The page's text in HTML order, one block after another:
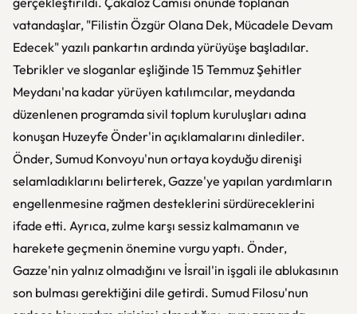
vatandaşlar, "Filistin Özgür Olana Dek, Mücadele Devam
Edecek" yazılı pankartın ardında yürüyüşe başladılar.
Tebrikler ve sloganlar eşliğinde 15 Temmuz Şehitler
Meydanı'na kadar yürüyen katılımcılar, meydanda
düzenlenen programda sivil toplum kuruluşları adına
konuşan Huzeyfe Önder'in açıklamalarını dinlediler.
Önder, Sumud Konvoyu'nun ortaya koyduğu direnişi
selamladıklarını belirterek, Gazze'ye yapılan yardımların
engellenmesine rağmen desteklerini sürdüreceklerini
ifade etti. Ayrıca, zulme karşı sessiz kalmamanın ve
harekete geçmenin önemine vurgu yaptı. Önder,
Gazze'nin yalnız olmadığını ve İsrail'in işgali ile ablukasının
son bulması gerektiğini dile getirdi. Sumud Filosu'nun